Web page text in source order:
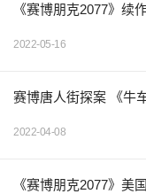
《赛博朋克2077》续
2022-05-16
赛博唐人街探案 《牛
2022-04-08
《赛博朋克2077》美